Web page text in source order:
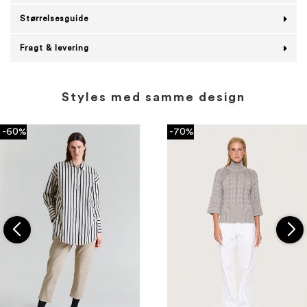
Størrelsesguide
Fragt & levering
Styles med samme design
-60% -70%